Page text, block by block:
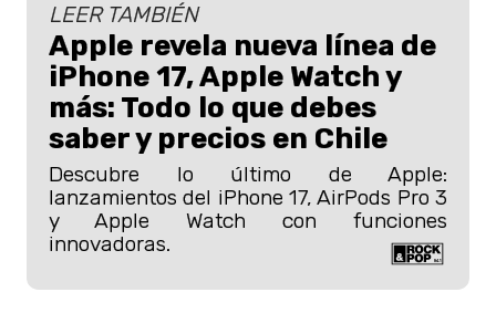
LEER TAMBIÉN
Apple revela nueva línea de
iPhone 17, Apple Watch y
más: Todo lo que debes
saber y precios en Chile
Descubre lo último de Apple:
lanzamientos del iPhone 17, AirPods Pro 3
y Apple Watch con funciones
innovadoras.